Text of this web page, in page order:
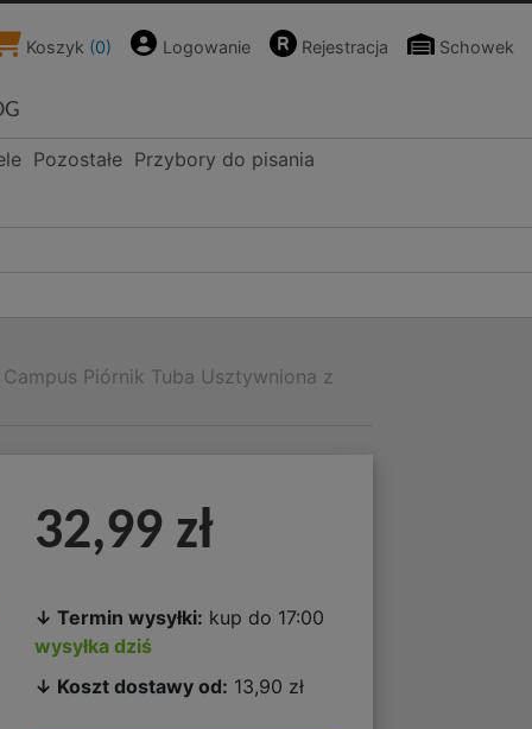
Koszyk (0) Logowanie Rejestracja Schowek
Pozostałe Przybory do pisania
Piórnik Tuba Usztywniona z
32,99 zł
↓ Termin wysyłki: kup do 17:00
wysyłka dziś
↓ Koszt dostawy od: 13,90 zł